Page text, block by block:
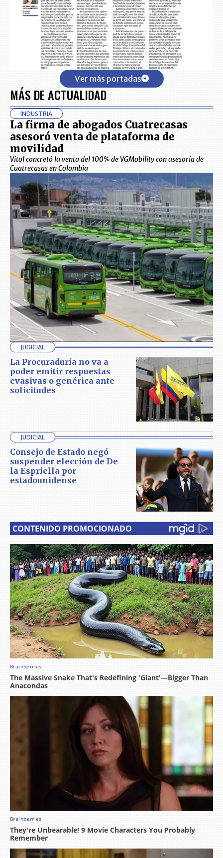
Ver más portadas
MÁS DE ACTUALIDAD
INDUSTRIA
La firma de abogados Cuatrecasas
asesoró venta de plataforma de
movilidad
Vitol concretó la venta del 100% de VGMobility con asesoría de
Cuatrecasas en Colombia
JUDICIAL
La Procuraduría no va a
poder emitir respuestas
evasivas o genérica ante
solicitudes
JUDICIAL
Consejo de Estado negó
suspender elección de De
la Espriella por
estadounidense